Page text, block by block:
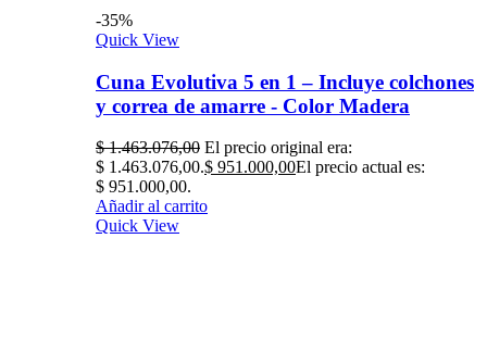
-35%
Quick View
Cuna Evolutiva 5 en 1 – Incluye colchones
y correa de amarre - Color Madera
$1.463.076,00 El precio original era:
$ 1.463.076,00.$ 951.000,00El precio actual es:
$ 951.000,00.
Añadir al carrito
Quick View